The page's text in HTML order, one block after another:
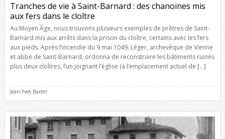
Tranches de vie à Saint-Barnard : des chanoines mis
aux fers dans le cloître
Au Moyen Âge, nous trouvons plusieurs exemples de prêtres de Saint-
Barnard mis aux arrêts dans la prison du cloître, certains avec les fers
aux pieds. Après l’incendie du 9 mai 1049, Léger, archevêque de Vienne
et abbé de Saint-Barnard, ordonna de reconstruire les bâtiments ruinés
plus deux cloîtres, l’un joignant l’église (à l’emplacement actuel de […]
Jean-Yves Baxter